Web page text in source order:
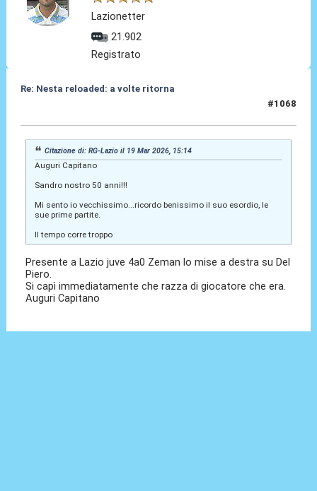
Lazionetter
21.902
Registrato
Re: Nesta reloaded: a volte ritorna
#1068
Citazione di: RG-Lazio il 19 Mar 2026, 15:14
Auguri Capitano
Sandro nostro 50 anni!!!
Mi sento io vecchissimo...ricordo benissimo il suo esordio, le
sue prime partite.
Il tempo corre troppo
Presente a Lazio juve 4a0 Zeman lo mise a destra su Del
Piero.
Si capì immediatamente che razza di giocatore che era.
Auguri Capitano